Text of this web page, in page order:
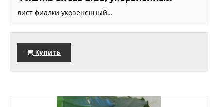
лист фиалки укорененный...
Купить